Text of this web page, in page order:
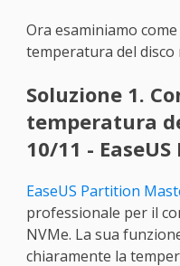
Ora esaminiamo
temperatura del disco
Soluzione 1.
temperatura
10/11 -
EaseUS Partition
professionale per il
NVMe. La sua
chiaramente la